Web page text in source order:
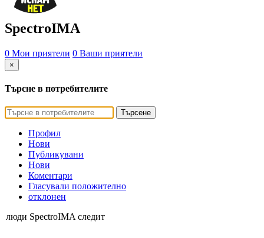
SpectroIMA
0 Мои приятели 0 Ваши приятели
×
Търсне в потребителите
Търсене
Профил
Нови
Публикувани
Нови
Коментари
Гласували положително
отклонен
люди SpectroIMA следит